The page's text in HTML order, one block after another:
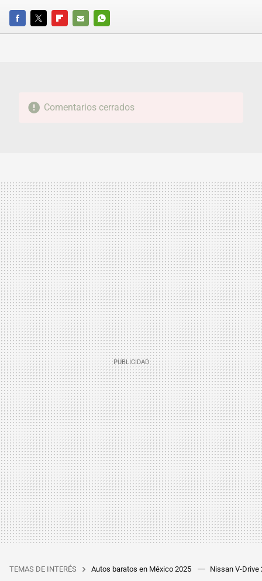
FACEBOOKTWITTERFLIPBOARD
E-
WHATSAPP
Comentarios cerrados
TEMAS DE INTERÉS Autos baratos en México 2025 Nissan V-Drive